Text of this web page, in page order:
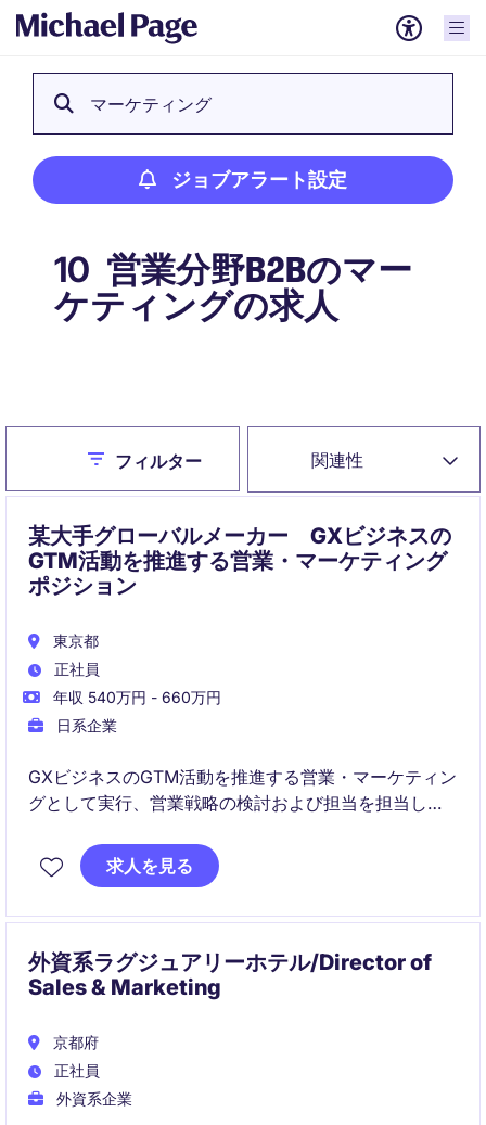
マーケティング
ジョブアラート設定
10 営業分野B2Bのマー
ケティングの求人
関連性
Closeフィルター
某大手グローバルメーカー GXビジネスの
GTM活動を推進する営業・マーケティング
ポジション
東京都
正社員
年収 540万円 - 660万円
日系企業
GXビジネスのGTM活動を推進する営業・マーケティン
グとして実行、営業戦略の検討および担当を担当しま
える重要な立場です。
求人を見る
外資系ラグジュアリーホテル/Director of
Sales & Marketing
京都府
正社員
外資系企業